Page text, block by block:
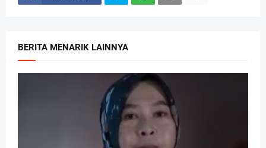
BERITA MENARIK LAINNYA